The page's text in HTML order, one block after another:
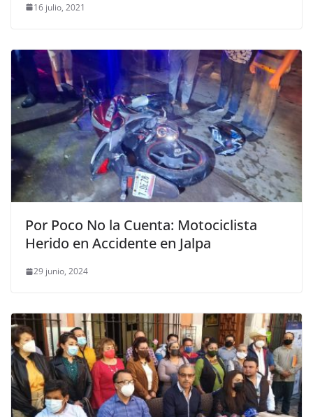
16 julio, 2021
Por Poco No la Cuenta: Motociclista
Herido en Accidente en Jalpa
29 junio, 2024